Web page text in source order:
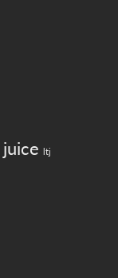
juice ltj